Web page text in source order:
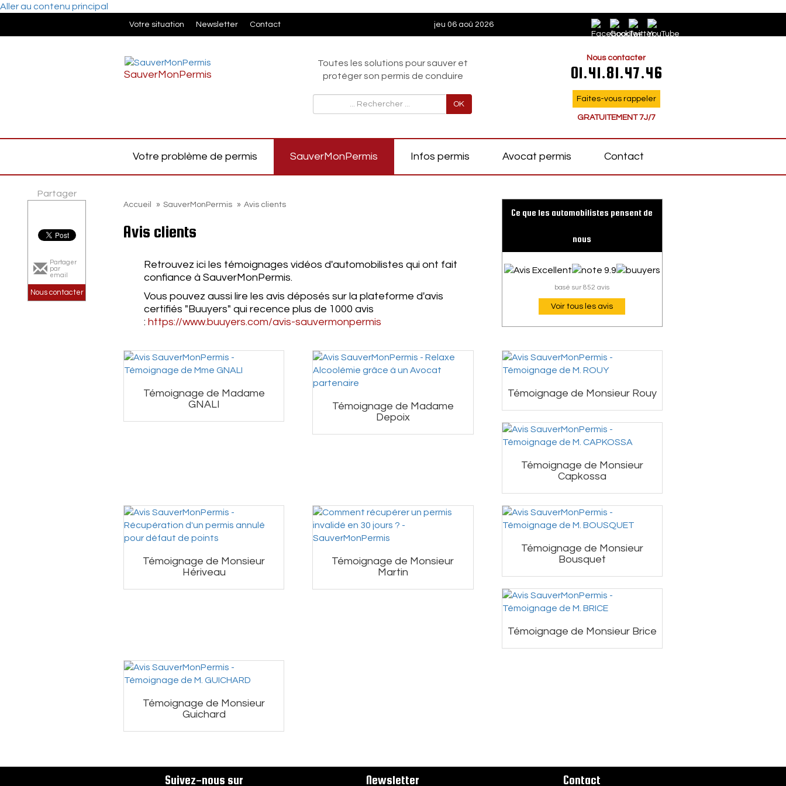
Aller au contenu principal
Votre situation Newsletter Contact jeu 06 aoû 2026
SauverMonPermis
Toutes les solutions pour sauver et
protéger son permis de conduire
OK
Nous contacter
01.41.81.47.46
Faites-vous rappeler
GRATUITEMENT 7J/7
Votre problème de permis SauverMonPermis Infos permis Avocat permis Contact
Accueil » SauverMonPermis » Avis clients
Avis clients
Retrouvez ici les témoignages vidéos d'automobilistes qui ont fait
confiance à SauverMonPermis.
Vous pouvez aussi lire les avis déposés sur la plateforme d'avis
certifiés "Buuyers" qui recence plus de 1000 avis
: https://www.buuyers.com/avis-sauvermonpermis
Ce que les automobilistes pensent de
nous
basé sur 852 avis
Voir tous les avis
Témoignage de Madame
GNALI
Témoignage de Madame
Depoix
Témoignage de Monsieur Rouy
Témoignage de Monsieur
Capkossa
Témoignage de Monsieur
Hériveau
Témoignage de Monsieur
Martin
Témoignage de Monsieur
Bousquet
Témoignage de Monsieur Brice
Témoignage de Monsieur
Guichard
Partager
Partager
par
email
Nous contacter
Contact
Suivez-nous sur Newsletter